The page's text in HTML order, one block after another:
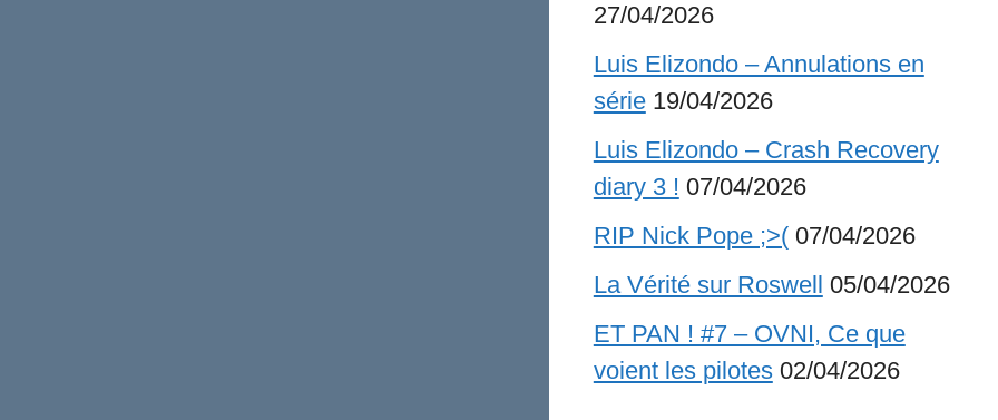
27/04/2026
Luis Elizondo – Annulations en
série 19/04/2026
Luis Elizondo – Crash Recovery
diary 3 ! 07/04/2026
RIP Nick Pope ;>( 07/04/2026
La Vérité sur Roswell 05/04/2026
ET PAN ! #7 – OVNI, Ce que
voient les pilotes 02/04/2026